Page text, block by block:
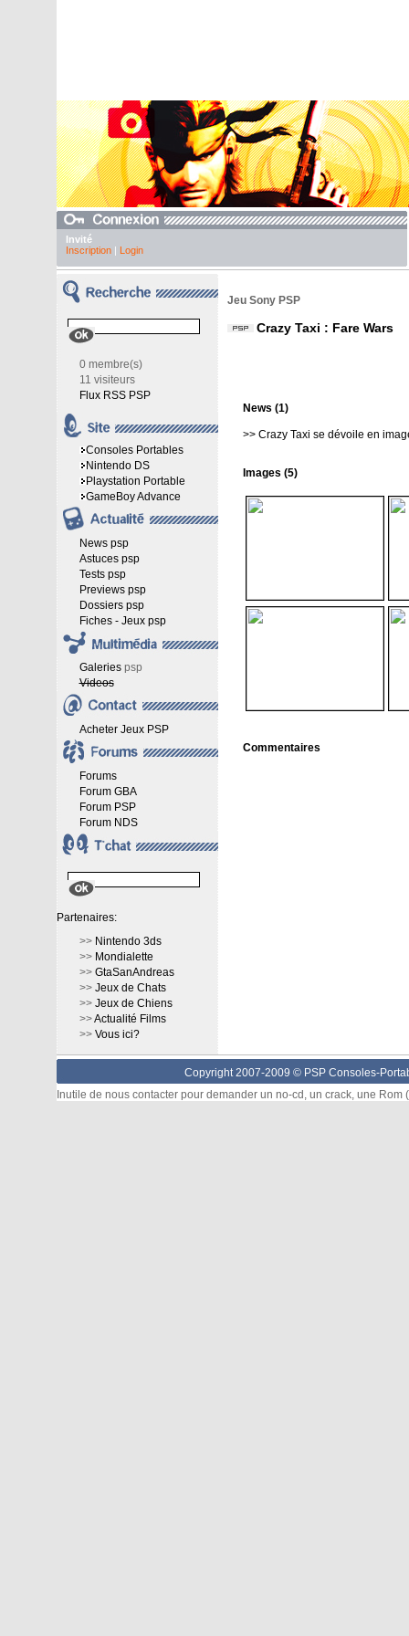
Invité
Inscription| Login
0 membre(s)
11 visiteurs
Flux RSS PSP
Consoles Portables
Nintendo DS
Playstation Portable
GameBoy Advance
News psp
Astuces psp
Tests psp
Previews psp
Dossiers psp
Fiches - Jeux psp
Galeriespsp
Videos
Acheter Jeux PSP
Forums
Forum GBA
Forum PSP
Forum NDS
Partenaires:
>> Nintendo 3ds
>> Mondialette
>> GtaSanAndreas
>> Jeux de Chats
>> Jeux de Chiens
>>Actualité Films
>> Vous ici?
Jeu Sony PSP
Crazy Taxi : Fare Wars
News (1)
>> Crazy Taxi se dévoile en
Images (5)
Commentaires
Copyright 2007-2009 © PSP Consoles-
Inutile de nous contacter pour demander un no-cd, un crack, une